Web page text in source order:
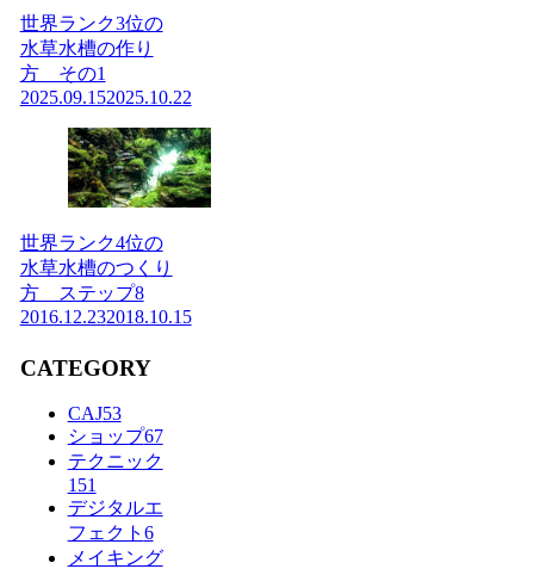
世界ランク3位の
水草水槽の作り
方 その1
2025.09.152025.10.22
世界ランク4位の
水草水槽のつくり
方 ステップ8
2016.12.232018.10.15
CATEGORY
CAJ53
ショップ67
テクニック
151
デジタルエ
フェクト 6
メイキング